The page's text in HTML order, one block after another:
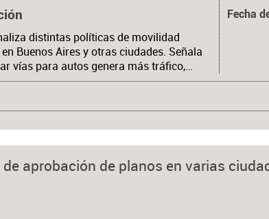
distintas políticas de movilidad
Buenos Aires y otras ciudades. Señala
vías para autos genera más tráfico,…
Fecha
aprobación de planos en varias